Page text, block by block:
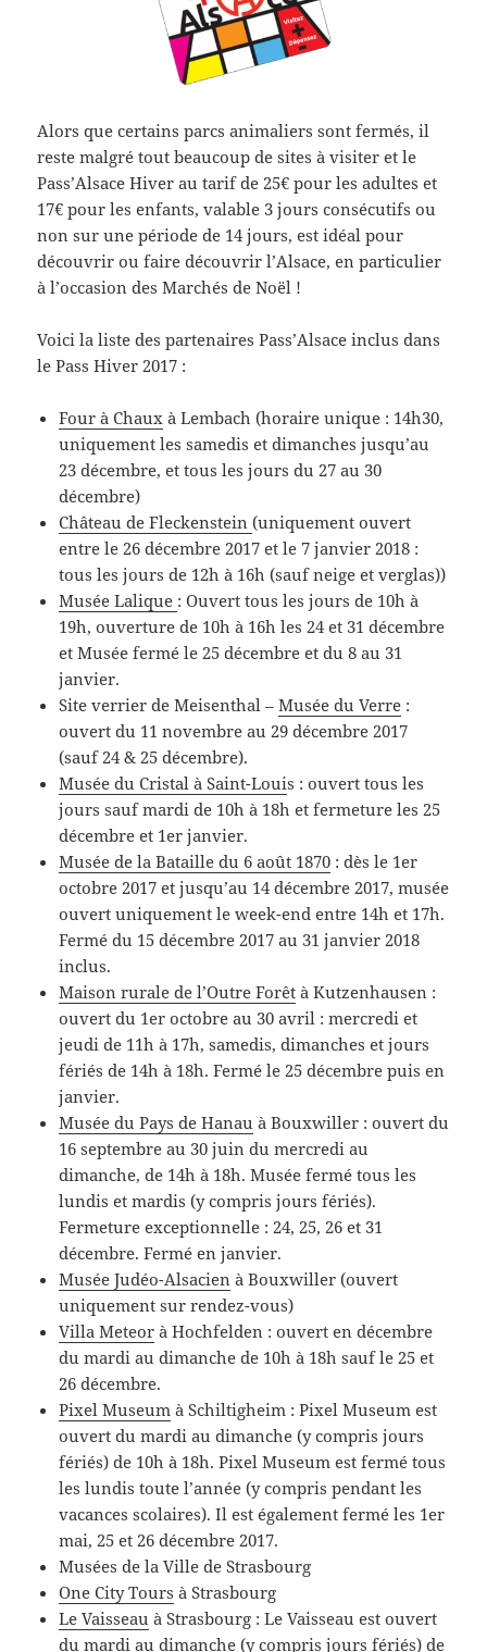
Alors que certains parcs animaliers sont fermés, il
reste malgré tout beaucoup de sites à visiter et le
Pass’Alsace Hiver au tarif de 25€ pour les adultes et
17€ pour les enfants, valable 3 jours consécutifs ou
non sur une période de 14 jours, est idéal pour
découvrir ou faire découvrir l’Alsace, en particulier
à l’occasion des Marchés de Noël !
Voici la liste des partenaires Pass’Alsace inclus dans
le Pass Hiver 2017 :
Four à Chaux à Lembach (horaire unique : 14h30,
uniquement les samedis et dimanches jusqu’au
23 décembre, et tous les jours du 27 au 30
décembre)
Château de Fleckenstein(uniquement ouvert
entre le 26 décembre 2017 et le 7 janvier 2018 :
tous les jours de 12h à 16h (sauf neige et verglas))
Musée Lalique : Ouvert tous les jours de 10h à
19h, ouverture de 10h à 16h les 24 et 31 décembre
et Musée fermé le 25 décembre et du 8 au 31
janvier.
Site verrier de Meisenthal –Musée du Verre :
ouvert du 11 novembre au 29 décembre 2017
(sauf 24 & 25 décembre).
Musée du Cristal à Saint-Louis : ouvert tous les
jours sauf mardi de 10h à 18h et fermeture les 25
décembre et 1er janvier.
Musée de la Bataille du 6 août 1870 : dès le 1er
octobre 2017 et jusqu’au 14 décembre 2017, musée
ouvert uniquement le week-end entre 14h et 17h.
Fermé du 15 décembre 2017 au 31 janvier 2018
inclus.
Maison rurale de l’Outre Forêt à Kutzenhausen :
ouvert du 1er octobre au 30 avril : mercredi et
jeudi de 11h à 17h, samedis, dimanches et jours
fériés de 14h à 18h. Fermé le 25 décembre puis en
janvier.
Musée du Pays de Hanau à Bouxwiller : ouvert du
16 septembre au 30 juin du mercredi au
dimanche, de 14h à 18h. Musée fermé tous les
lundis et mardis (y compris jours fériés).
Fermeture exceptionnelle : 24, 25, 26 et 31
décembre. Fermé en janvier.
Musée Judéo-Alsacien à Bouxwiller (ouvert
uniquement sur rendez-vous)
Villa Meteor à Hochfelden : ouvert en décembre
du mardi au dimanche de 10h à 18h sauf le 25 et
26 décembre.
Pixel Museum à Schiltigheim : Pixel Museum est
ouvert du mardi au dimanche (y compris jours
fériés) de 10h à 18h. Pixel Museum est fermé tous
les lundis toute l’année (y compris pendant les
vacances scolaires). Il est également fermé les 1er
mai, 25 et 26 décembre 2017.
Musées de la Ville de Strasbourg
One City Tours à Strasbourg
Le Vaisseau à Strasbourg : Le Vaisseau est ouvert
du mardi au dimanche (y compris jours fériés) de